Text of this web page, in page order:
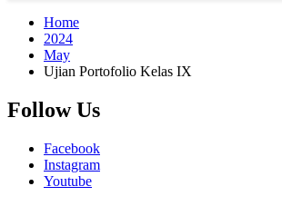
Home
2024
May
Ujian Portofolio Kelas IX
Follow Us
Facebook
Instagram
Youtube